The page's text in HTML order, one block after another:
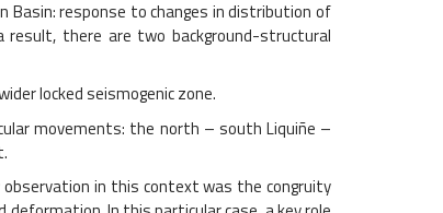
response to changes in distribution of
result, there are two background-structural
locked seismogenic zone.
movements: the north – south Liquiñe –
in this context was the congruity